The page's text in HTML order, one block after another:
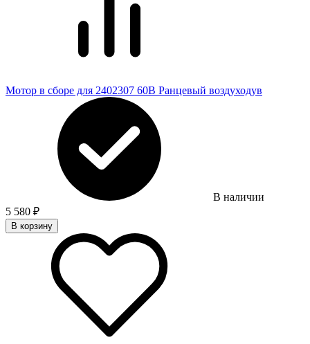
Мотор в сборе для 2402307 60В Ранцевый воздуходув
В наличии
5 580 ₽
В корзину